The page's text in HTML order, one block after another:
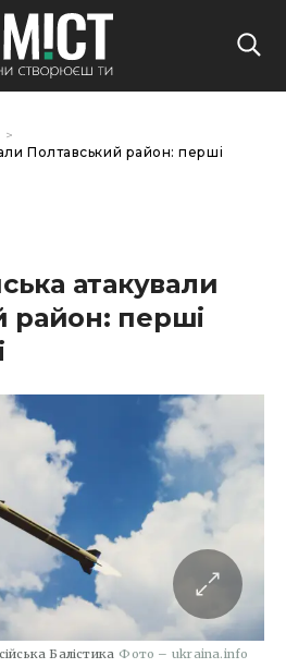
>
Полтавський район: перші
атакували
район: перші
Балістика Фото – ukraina.info